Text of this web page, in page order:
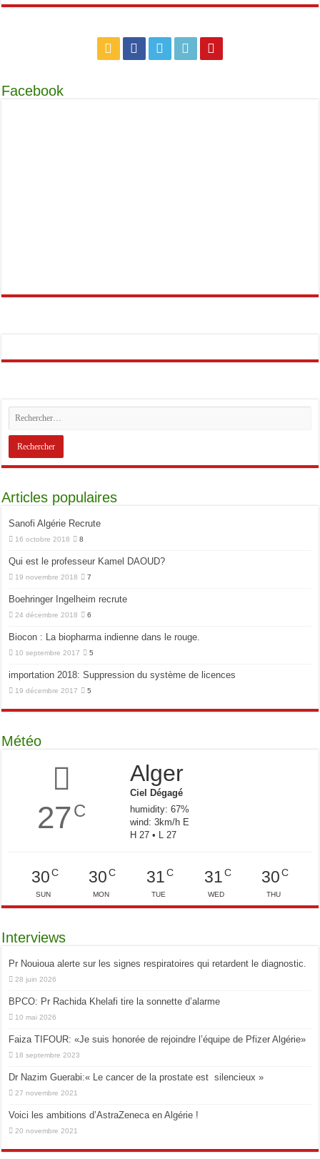
Facebook
Articles populaires
Sanofi Algérie Recrute
16 octobre 2018 8
Qui est le professeur Kamel DAOUD?
19 novembre 2018 7
Boehringer Ingelheim recrute
24 décembre 2018 6
Biocon : La biopharma indienne dans le rouge.
10 septembre 2017 5
importation 2018: Suppression du système de licences
19 décembre 2017 5
Météo
27C
Alger
Ciel Dégagé
humidity: 67%
wind: 3km/h E
H 27 • L 27
30C
SUN
30 C
MON
31C
TUE
31C
WED
30 C
THU
Interviews
Pr Nouioua alerte sur les signes respiratoires qui retardent le diagnostic.
28 juin 2026
BPCO: Pr Rachida Khelafi tire la sonnette d’alarme
10 mai 2026
Faiza TIFOUR: «Je suis honorée de rejoindre l’équipe de Pfizer Algérie»
18 septembre 2023
Dr Nazim Guerabi:« Le cancer de la prostate est silencieux »
27 novembre 2021
Voici les ambitions d’AstraZeneca en Algérie !
20 novembre 2021